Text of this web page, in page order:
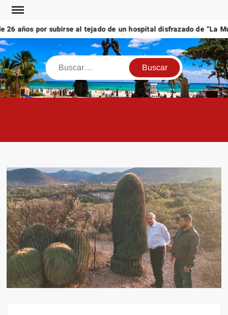
Saltar
contenido
años por subirse al tejado de un hospital disfrazado de “La
Buscar